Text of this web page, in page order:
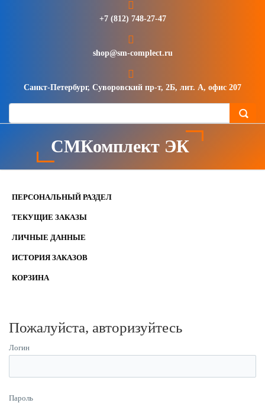
+7 (812) 748-27-47
shop@sm-complect.ru
Санкт-Петербург, Суворовский пр-т, 2Б, лит. А, офис 207
СМКомплект ЭК
ПЕРСОНАЛЬНЫЙ РАЗДЕЛ
ТЕКУЩИЕ ЗАКАЗЫ
ЛИЧНЫЕ ДАННЫЕ
ИСТОРИЯ ЗАКАЗОВ
КОРЗИНА
Пожалуйста, авторизуйтесь
Логин
Пароль